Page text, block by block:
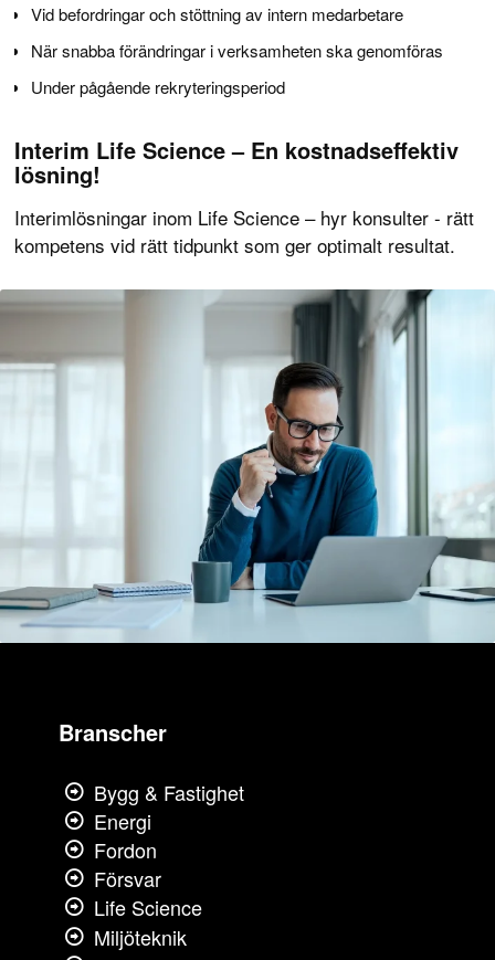
Vid befordringar och stöttning av intern medarbetare
När snabba förändringar i verksamheten ska genomföras
Under pågående rekryteringsperiod
Interim Life Science – En kostnadseffektiv
lösning!
Interimlösningar inom Life Science – hyr konsulter - rätt
kompetens vid rätt tidpunkt som ger optimalt resultat.
Branscher
Bygg & Fastighet
Energi
Fordon
Försvar
Life Science
Miljöteknik